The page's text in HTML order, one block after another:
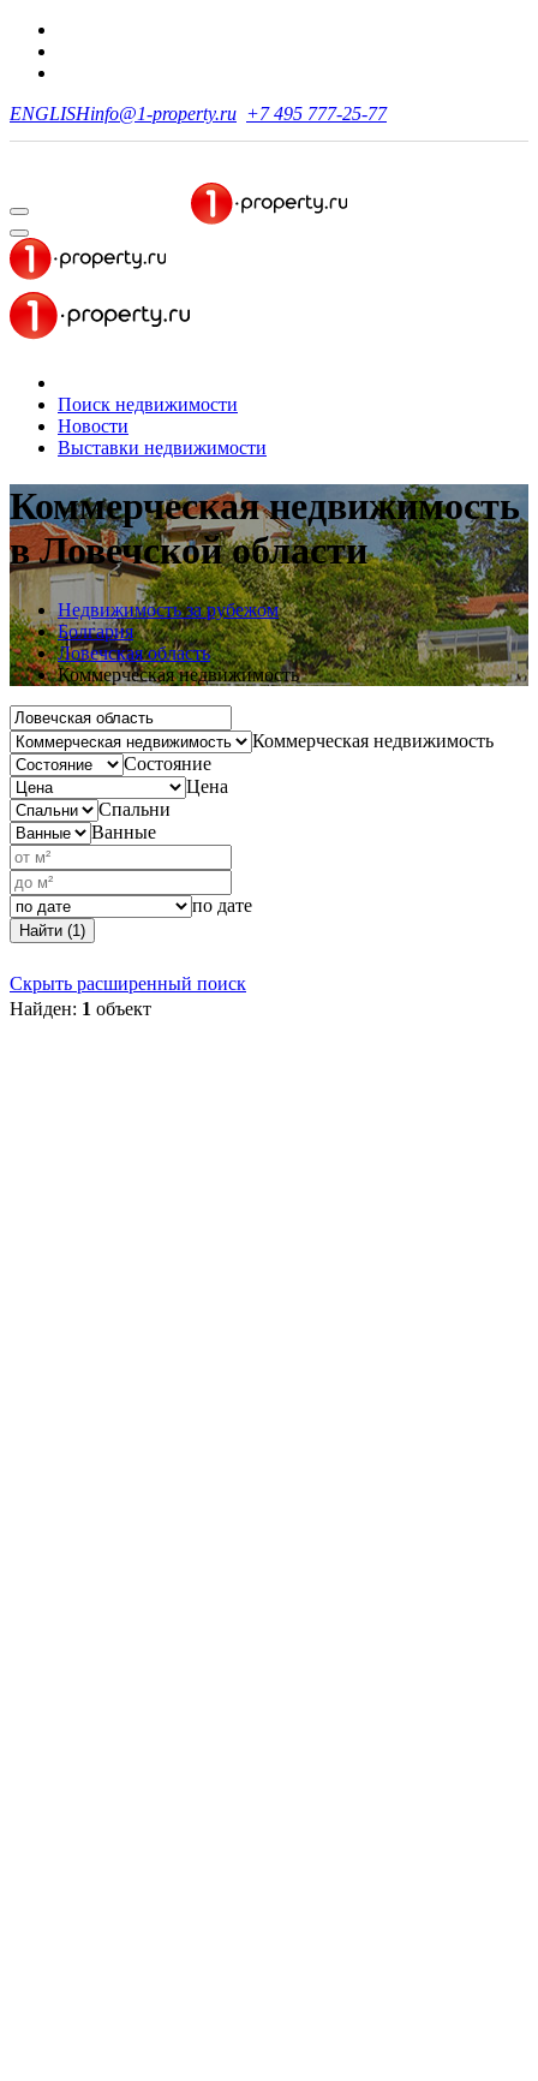
ENGLISHinfo@1-property.ru +7 495 777-25-77
Поиск недвижимости
Новости
Выставки недвижимости
Коммерческая недвижимость
в Ловечской области
Недвижимость за рубежом
Болгария
Ловечская область
Коммерческая недвижимость
Коммерческая недвижимость
Состояние
Цена
Спальни
Ванные
по дате
Найти (1)
Скрыть расширенный поиск
Найден: 1 объект